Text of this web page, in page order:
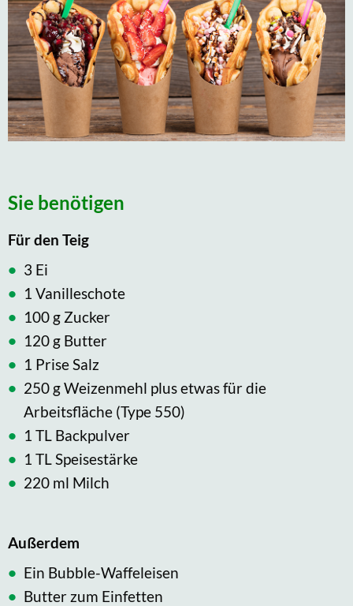
Sie benötigen
Für den Teig
3 Ei
1 Vanilleschote
100 g Zucker
120 g Butter
1 Prise Salz
250 g Weizenmehl plus etwas für die
Arbeitsfläche (Type 550)
1 TL Backpulver
1 TL Speisestärke
220 ml Milch
Außerdem
Ein Bubble-Waffeleisen
Butter zum Einfetten